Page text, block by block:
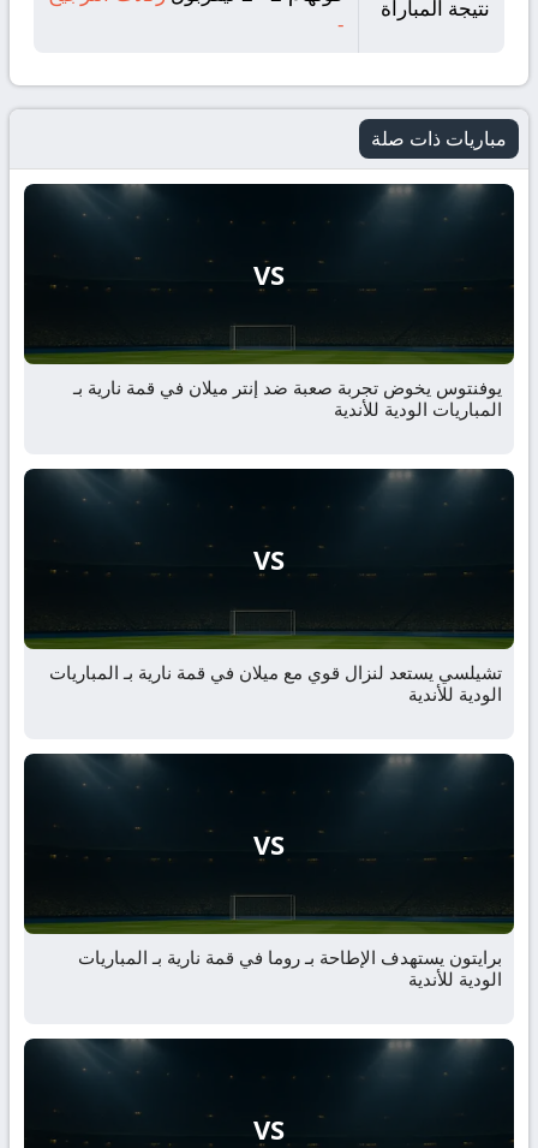
نتيجة المباراة
-
مباريات ذات صلة
VS
يوفنتوس يخوض تجربة صعبة ضد إنتر ميلان في قمة نارية بـ
المباريات الودية للأندية
VS
تشيلسي يستعد لنزال قوي مع ميلان في قمة نارية بـ المباريات
الودية للأندية
VS
برايتون يستهدف الإطاحة بـ روما في قمة نارية بـ المباريات
الودية للأندية
VS